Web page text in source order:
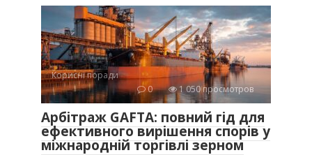
Корисні поради
0
1 050 просмотров
Арбітраж GAFTA: повний гід для
ефективного вирішення спорів у
міжнародній торгівлі зерном